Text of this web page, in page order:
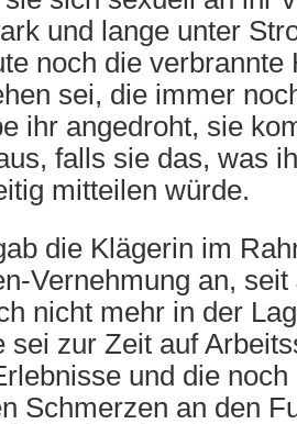
und lange unter
noch die verbrannte
sei, die immer
ihr angedroht, sie
falls sie das, was
mitteilen würde.
die Klägerin im
Vernehmung an,
nicht mehr in der
sei zur Zeit auf
und die
Schmerzen an den